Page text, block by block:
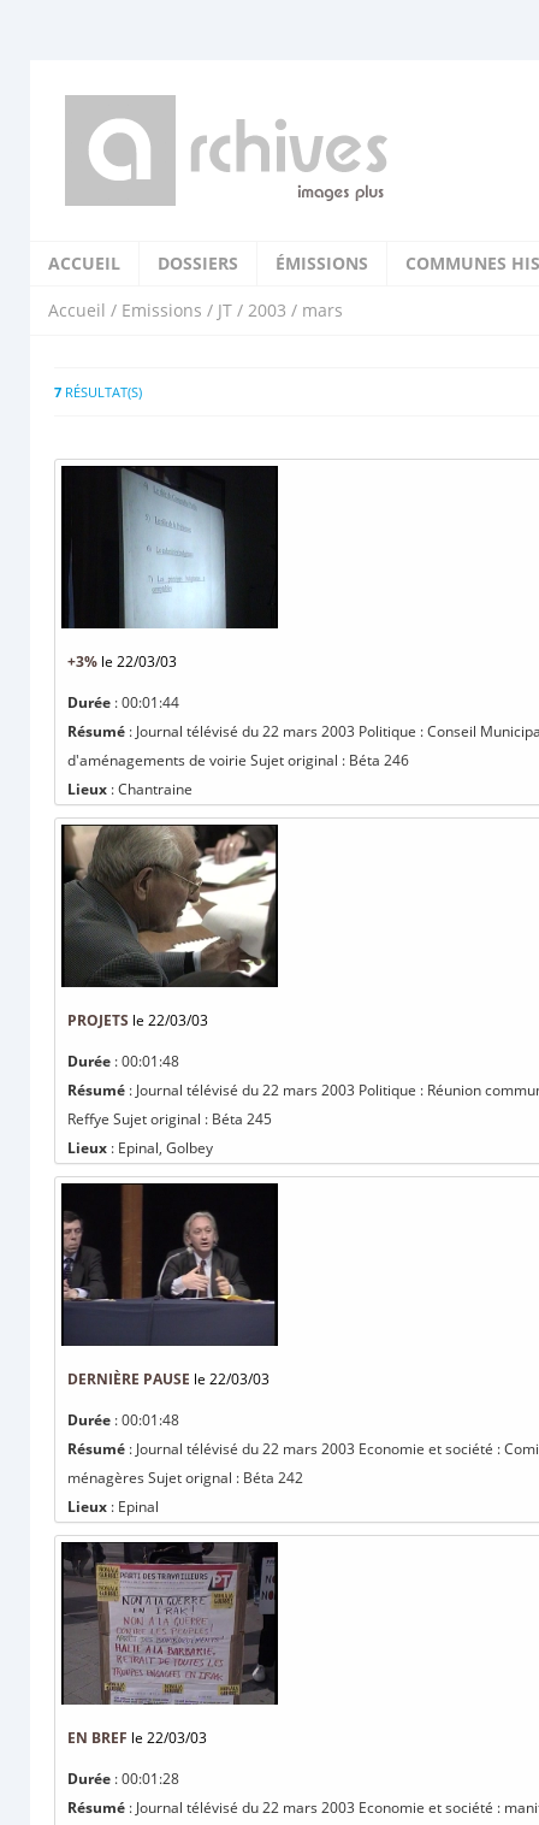
ACCUEIL DOSSIERS ÉMISSIONS COMMUNES
Accueil / Emissions / JT / 2003 / mars
7 RÉSULTAT(S)
+3% le 22/03/03
Durée : 00:01:44
Résumé : Journal télévisé du 22 mars 2003 Politique : Conseil
d'aménagements de voirie Sujet original : Béta 246
Lieux : Chantraine
PROJETS le 22/03/03
Durée : 00:01:48
Résumé : Journal télévisé du 22 mars 2003 Politique : Réunion
Reffye Sujet original : Béta 245
Lieux : Epinal, Golbey
DERNIÈRE PAUSE le 22/03/03
Durée : 00:01:48
Résumé : Journal télévisé du 22 mars 2003 Economie et société :
ménagères Sujet orignal : Béta 242
Lieux : Epinal
EN BREF le 22/03/03
Durée : 00:01:28
Résumé : Journal télévisé du 22 mars 2003 Economie et société :